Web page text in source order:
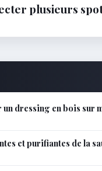
plusieurs
dressing en bois sur
et purifiantes de la